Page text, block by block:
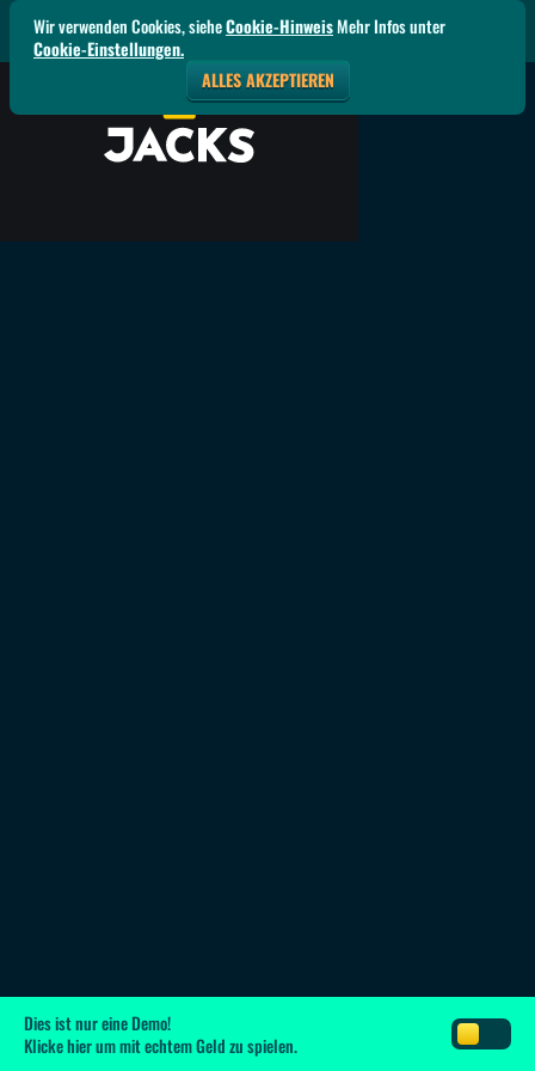
Dies ist nur eine Demo!
Klicke hierum mit echtem Geld zu spielen.
Wir verwenden Cookies, sieheCookie-HinweisMehr Infos unter
Cookie-Einstellungen.
ALLES AKZEPTIEREN